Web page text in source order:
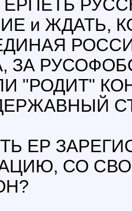
и ЖДАТЬ,
ЗА
"РОДИТ"
ЕР
СО